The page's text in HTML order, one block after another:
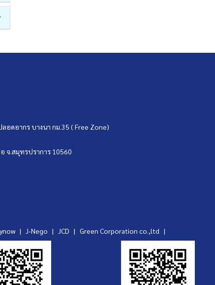
อดอากร บางนา กม.35 ( Free Zone)
จ.สมุทรปราการ 10560
| J-Nego | JCD | Green Corporation co.,ltd |